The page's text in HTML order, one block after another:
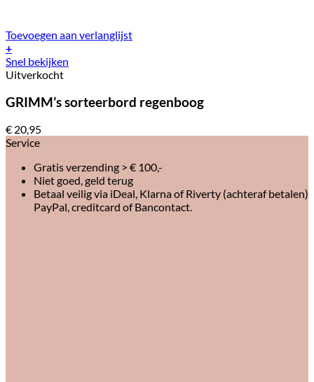
Toevoegen aan verlanglijst
+
Snel bekijken
Uitverkocht
GRIMM’s sorteerbord regenboog
€ 20,95
Service
Gratis verzending > € 100,-
Niet goed, geld terug
Betaal veilig via iDeal, Klarna of Riverty (achteraf betalen)
PayPal, creditcard of Bancontact.